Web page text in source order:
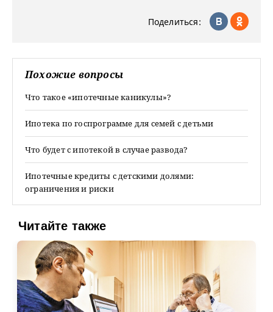
Поделиться:
Похожие вопросы
Что такое «ипотечные каникулы»?
Ипотека по госпрограмме для семей с детьми
Что будет с ипотекой в случае развода?
Ипотечные кредиты с детскими долями:
ограничения и риски
Читайте также